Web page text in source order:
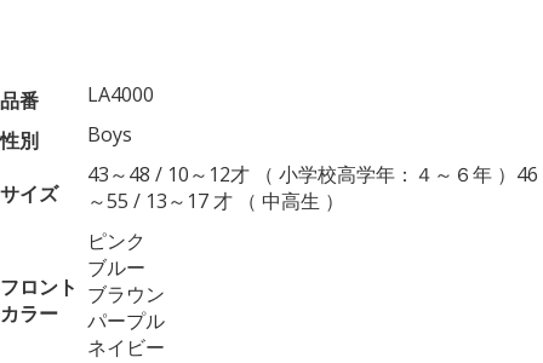
品番
LA4000
性別
Boys
サイズ
43～48 / 10～12才 （ 小学校高学年：４～６年 ）46
～55 / 13～17 才 （ 中高生 ）
フロント
カラー
ピンク
ブルー
ブラウン
パープル
ネイビー